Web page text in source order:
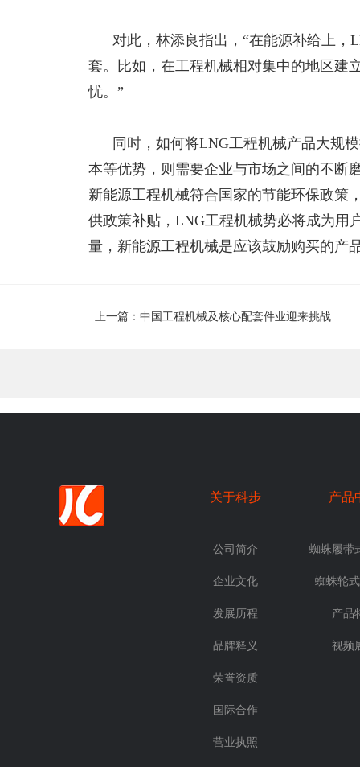
对此，林添良指出， “在能源补给上，
套。比如，在工程机械相对集中的地区建
忧。”
同时，如何将LNG工程机械产品大规
本等优势，则需要企业与市场之间的不断
新能源工程机械符合国家的节能环保政策
供政策补贴，LNG工程机械势必将成为用
量，新能源工程机械是应该鼓励购买的产
上一篇：中国工程机械及核心配套件业迎来挑战
关于科步
公司简介
企业文化
发展历程
品牌释义
荣誉资质
国际合作
营业执照
产品
蜘蛛履带
蜘蛛轮
产品
视频